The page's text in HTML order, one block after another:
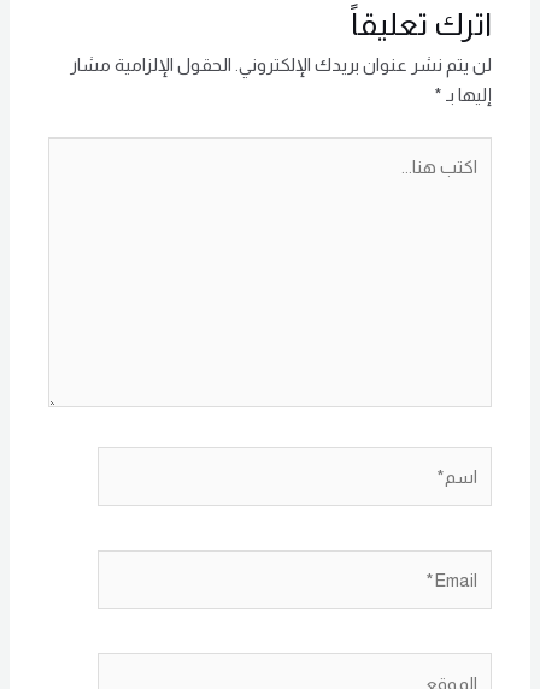
اترك تعليقاً
لن يتم نشر عنوان بريدك الإلكتروني. الحقول الإلزامية مشار
إليها بـ *